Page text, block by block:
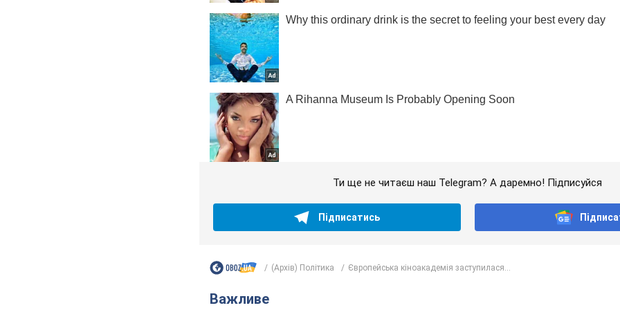
Ти ще не читаєш наш Telegram? А даремно! Підписуйся
Підписатись
(Архів) Політика Європейська кіноакадемія заступилася...
Важливе